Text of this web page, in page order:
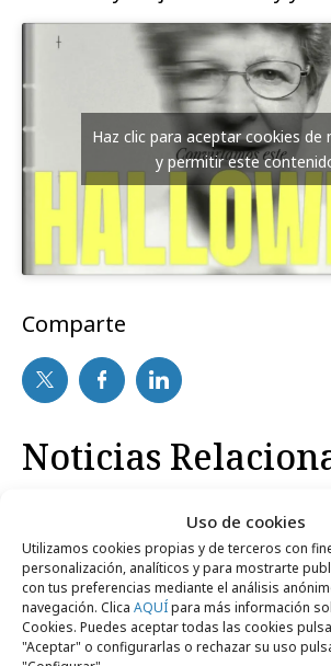
Uso de cookies
Utilizamos cookies propias y de terceros con
personalización, analíticos y para mostrarte
con tus preferencias mediante el análisis
navegación. Clica AQUÍpara más información
Cookies. Puedes aceptar todas las cookies
"Aceptar" o configurarlas o rechazar su uso
Haz clic para aceptar cookies de
y permitir este
Comparte
Noticias